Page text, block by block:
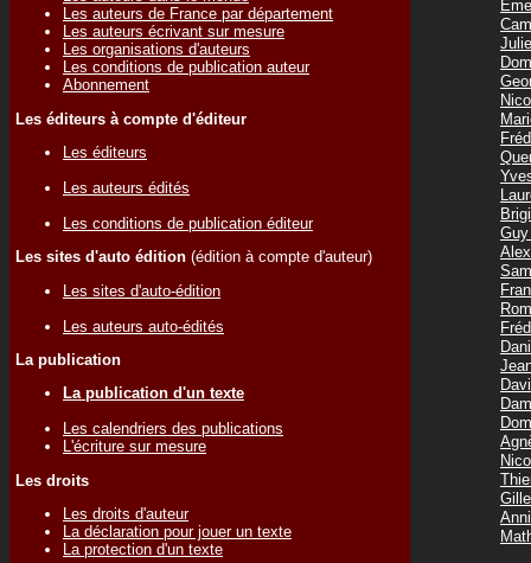
Les auteurs de France par département
Les auteurs écrivant sur mesure
Les organisations d'auteurs
Les conditions de publication auteur
Abonnement
Les éditeurs à compte d'éditeur
Les éditeurs
Les auteurs édités
Les conditions de publication éditeur
Les sites d'auto édition (édition à compte d'auteur)
Les sites d'auto-édition
Les auteurs auto-édités
La publication
La publication d'un texte
Les calendriers des publications
L'écriture sur mesure
Les droits
Les droits d'auteur
La déclaration pour jouer un texte
La protection d'un texte